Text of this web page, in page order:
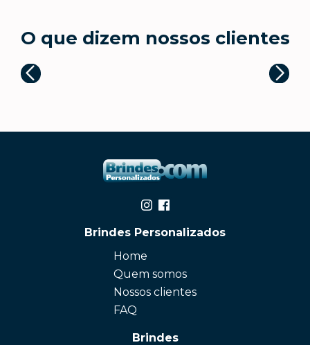
O que dizem nossos clientes
Brindes Personalizados
Home
Quem somos
Nossos clientes
FAQ
Brindes